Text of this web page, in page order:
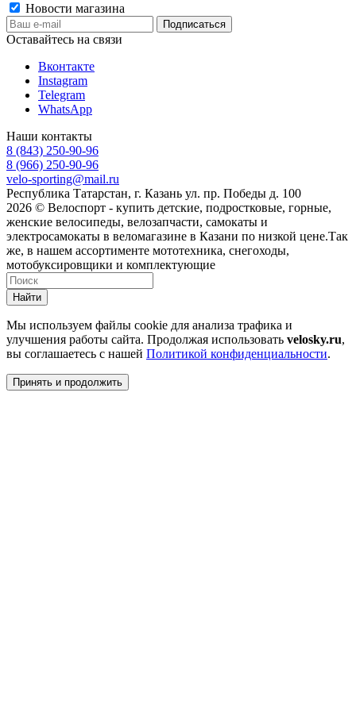
Новости магазина
Оставайтесь на связи
Вконтакте
Instagram
Telegram
WhatsApp
Наши контакты
8 (843) 250-90-96
8 (966) 250-90-96
velo-sporting@mail.ru
Республика Татарстан, г. Казань ул. пр. Победы д. 100
2026 © Велоспорт - купить детские, подростковые, горные,
женские велосипеды, велозапчасти, самокаты и
электросамокаты в веломагазине в Казани по низкой цене.Так
же, в нашем ассортименте мототехника, снегоходы,
мотобуксировщики и комплектующие
Найти
Мы используем файлы cookie для анализа трафика и
улучшения работы сайта. Продолжая использовать velosky.ru,
вы соглашаетесь с нашей Политикой конфиденциальности.
Принять и продолжить